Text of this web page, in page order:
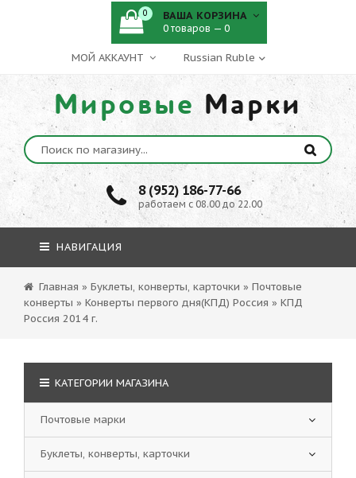
МОЙ АККАУНТ
Мировые Марки
8 (952) 186-77-66
работаем с 08.00 до 22.00
0 ВАША КОРЗИНА
0 товаров — 0
НАВИГАЦИЯ
Главная » Буклеты, конверты, карточки » Почтовые
конверты » Конверты первого дня(КПД) Россия » КПД
Россия 2014 г.
КАТЕГОРИИ МАГАЗИНА
Почтовые марки
Буклеты, конверты, карточки